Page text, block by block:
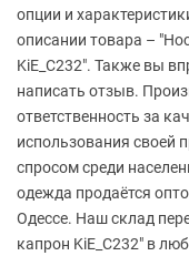
опции и
описании товара –
KiE_C232". Также вы
написать отзыв.
ответственность за
использования своей
спросом среди
одежда продаётся
Одессе. Наш склад
капрон KiE_C232" в